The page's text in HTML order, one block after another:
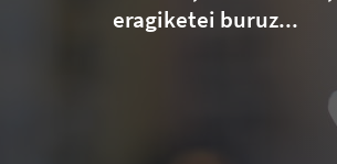
eragiketei buruz...